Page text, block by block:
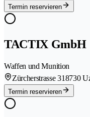
Termin reservieren
TACTIX GmbH
Waffen und Munition
Zürcherstrasse 318730
Termin reservieren